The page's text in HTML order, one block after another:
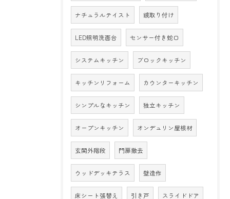
ナチュラルテイスト 鏡取り付け
LED照明洗面台 センサー付き蛇口
システムキッチン ブロックキッチン
キッチンリフォーム カウンターキッチン
シンプルなキッチン 独立キッチン
オープンキッチン オンデュリン屋根材
玄関外階段 門扉撤去
ウッドデッキテラス 壁造作
床シート張替え 引き戸 スライドドア